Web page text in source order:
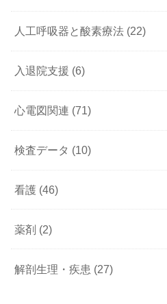
人工呼吸器と酸素療法 (22)
入退院支援 (6)
心電図関連 (71)
検査データ (10)
看護 (46)
薬剤 (2)
解剖生理・疾患 (27)